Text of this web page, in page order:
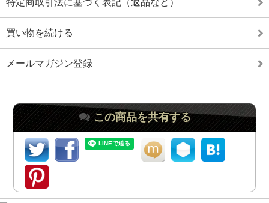
買い物を続ける
メールマガジン登録
この商品を共有する